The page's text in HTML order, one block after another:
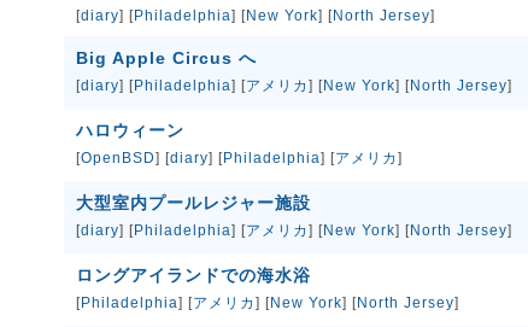
[diary] [Philadelphia] [New York] [North Jersey]
Big Apple Circus へ
[diary] [Philadelphia] [アメリカ ] [New York] [North Jersey]
ハロウィーン
[OpenBSD] [diary] [Philadelphia] [アメリカ ]
大型室内プールレジャー施設
[diary] [Philadelphia] [アメリカ ] [New York] [North Jersey]
ロングアイランドでの海水浴
[Philadelphia] [アメリカ ] [New York] [North Jersey]